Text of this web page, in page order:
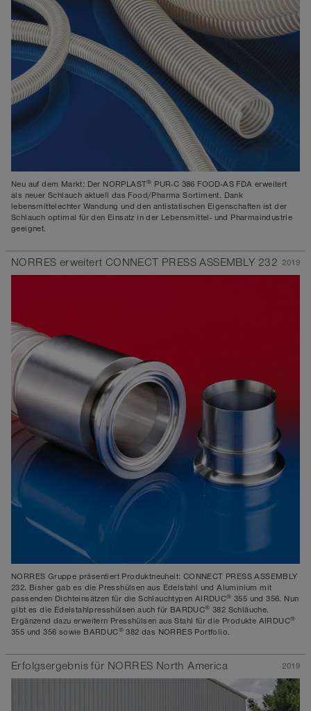
Neu auf dem Markt: Der NORPLAST® PUR-C 386 FOOD-AS FDA erweitert
als neuer Schlauch aktuell das Food/Pharma Sortiment. Dank
lebensmittelechter Wandung und den antistatischen Eigenschaften ist der
Schlauch optimal für den Einsatz in der Lebensmittel- und Pharmaindustrie
geeignet.
NORRES erweitert CONNECT PRESS ASSEMBLY 232 2019
NORRES Gruppe präsentiert Produktneuheit: CONNECT PRESS ASSEMBLY
232. Bisher gab es die Presshülsen aus Edelstahl und Aluminium mit
passenden Dichteinsätzen für die Schlauchtypen AIRDUC® 355 und 356. Nun
gibt es die Edelstahlpresshülsen auch für BARDUC® 382 Schläuche.
Ergänzend dazu erweitern Presshülsen aus Stahl für die Produkte AIRDUC®
355 und 356 sowie BARDUC® 382 das NORRES Portfolio.
Erfolgsergebnis für NORRES North America 2019